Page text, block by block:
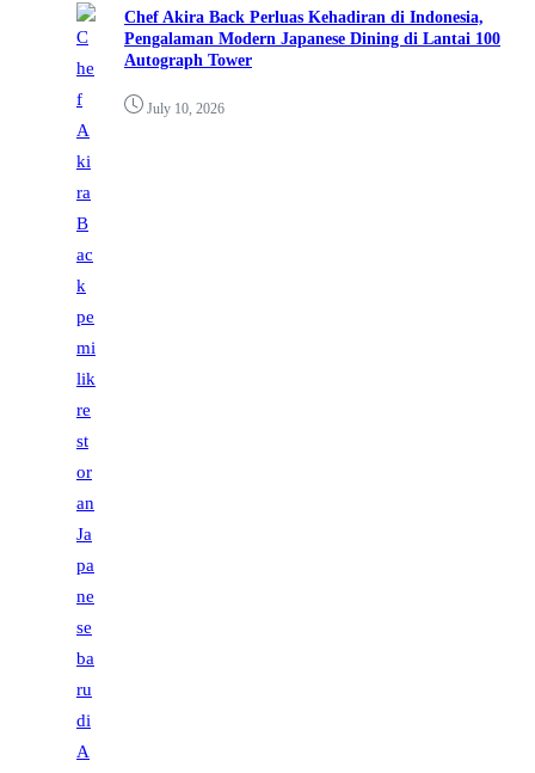
Chef Akira Back Perluas Kehadiran di Indonesia,
Pengalaman Modern Japanese Dining di Lantai 100
Autograph Tower
July 10, 2026